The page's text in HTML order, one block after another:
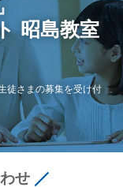
昭島教室
徒さまの募集を受け付
せ